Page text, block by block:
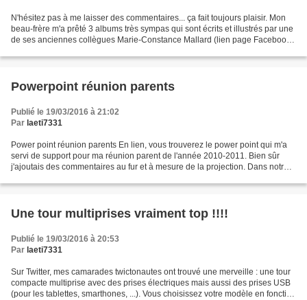
N'hésitez pas à me laisser des commentaires... ça fait toujours plaisir. Mon
beau-frère m'a prêté 3 albums très sympas qui sont écrits et illustrés par une
de ses anciennes collègues Marie-Constance Mallard (lien page Facebook).
Powerpoint réunion parents
Publié le 19/03/2016 à 21:02
Par laeti7331
Power point réunion parents En lien, vous trouverez le power point qui m'a
servi de support pour ma réunion parent de l'année 2010-2011. Bien sûr
j'ajoutais des commentaires au fur et à mesure de la projection. Dans notre
Une tour multiprises vraiment top !!!!
Publié le 19/03/2016 à 20:53
Par laeti7331
Sur Twitter, mes camarades twictonautes ont trouvé une merveille : une tour
compacte multiprise avec des prises électriques mais aussi des prises USB
(pour les tablettes, smarthones, ...). Vous choisissez votre modèle en fonction